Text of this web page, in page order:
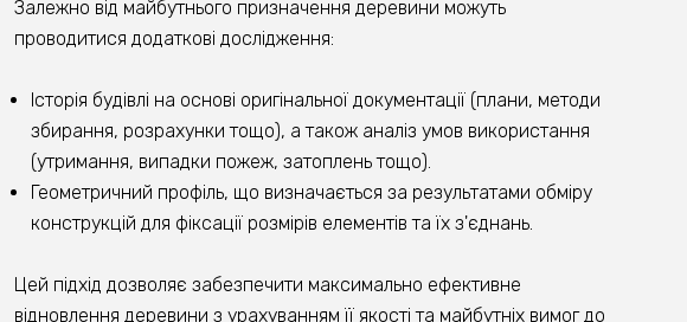
Залежно від майбутнього призначення деревини можуть
проводитися додаткові дослідження:
Історія будівлі на основі оригінальної документації (плани, методи
збирання, розрахунки тощо), а також аналіз умов використання
(утримання, випадки пожеж, затоплень тощо).
Геометричний профіль, що визначається за результатами обміру
конструкцій для фіксації розмірів елементів та їх з'єднань.
Цей підхід дозволяє забезпечити максимально ефективне
відновлення деревини з урахуванням її якості та майбутніх вимог до